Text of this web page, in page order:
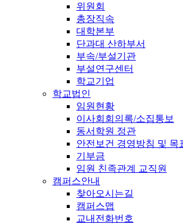
위원회
총장직속
대학본부
단과대 산하부서
부속/부설기관
부설연구센터
학교기업
학교법인
임원현황
이사회회의록/소집통보
동서학원 정관
안전보건 경영방침 및 목
기부금
임원 친족관계 교직원
캠퍼스안내
찾아오시는길
캠퍼스맵
교내전화번호